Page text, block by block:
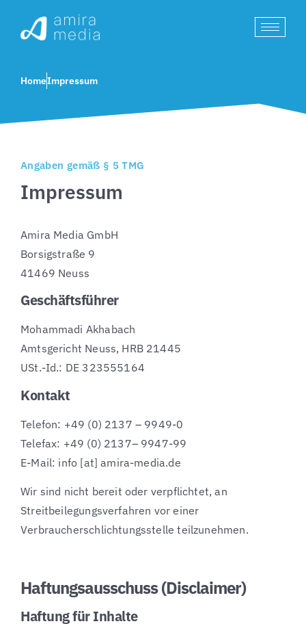
HomeImpressum
Angaben gemäß § 5 TMG
Impressum
Amira Media GmbH
Borsigstraße 9
41469 Neuss
Geschäftsführer
Mohammadi Akhabach
Amtsgericht Neuss, HRB 21445
USt.-Id.: DE 323555164
Kontakt
Telefon: +49 (0) 2137 – 9949-0
Telefax: +49 (0) 2137– 9947-99
E-Mail: info [at] amira-media.de
Wir sind nicht bereit oder verpflichtet, an
Streitbeilegungsverfahren vor einer
Verbraucherschlichtungsstelle teilzunehmen.
Haftungsausschuss (Disclaimer)
Haftung für Inhalte